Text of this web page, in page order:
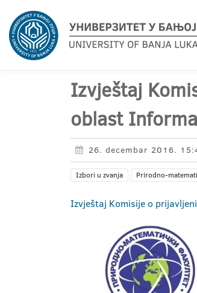
Izvještaj
oblast
26. decembar 2016.
Izbori u zvanja Prirodno-
Izvještaj Komisije o